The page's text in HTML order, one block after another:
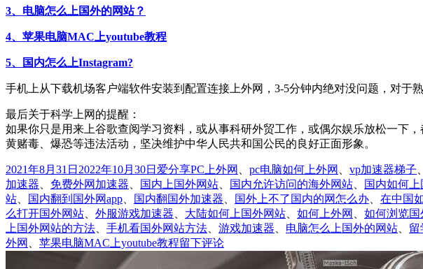
3、电脑怎么上国外的网站？
4、苹果电脑MAC上youtube教程
5、国内怎么上Instagram?
手机上从下载机场客户端软件安装到配置连接上外网，3-5分钟内绝对没问题，对于
最后关于科学上网的提醒：
如果你只是用来上谷歌查阅学习资料，或从事科研外贸工作，或偶尔娱乐放松一下
黄赌毒、爆恐等违法活动，坚决维护中华人民共和国公民的良好正面形象。
发
布
于
2021年8月31日 2022年10月30日 分
类
爱分享标
签
PC上外网 pc电脑如何上外网 vp加速器梯子
加速器
免费外网加速器 国内上国外网站 国内允许访问的海外网站 国内如何
站
国内翻到国外网app 国内翻国外加速器 国外上不了国内的网怎么办 在中国
么打开国外网站
外服游戏加速器 大陆如何上国外网站 如何上外网 如何浏览国
上国外网站的方法
手机看国外网站方法 游戏加速器 电脑怎么上国外的网站 留
外网
苹果电脑MAC上youtube教程于
留下评论